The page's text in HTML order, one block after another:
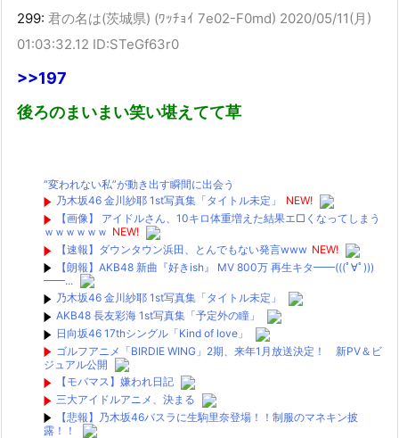
299: 君の名は(茨城県) (ﾜｯﾁｮｲ 7e02-F0md) 2020/05/11(月)
01:03:32.12 ID:STeGf63r0
>>197
後ろのまいまい笑い堪えてて草
“変われない私”が動き出す瞬間に出会う
乃木坂46 金川紗耶 1st写真集「タイトル未定」
NEW!
【画像】 アイドルさん、10キロ体重増えた結果エ□くなってしまう
ｗｗｗｗｗｗ NEW!
【速報】ダウンタウン浜田、とんでもない発言www NEW!
【朗報】AKB48 新曲『好きish』 MV 800万 再生キタ━━(((ﾟ∀ﾟ)))
━━...
乃木坂46 金川紗耶 1st写真集「タイトル未定」
AKB48 長友彩海 1st写真集「予定外の瞳」
日向坂46 17thシングル「Kind of love」
ゴルフアニメ「BIRDIE WING」2期、来年1月放送決定！ 新PV＆ビ
ジュアル公開
【モバマス】嫌われ日記
三大アイドルアニメ、決まる
【悲報】乃木坂46バスラに生駒里奈登場！！制服のマネキン披
露！！